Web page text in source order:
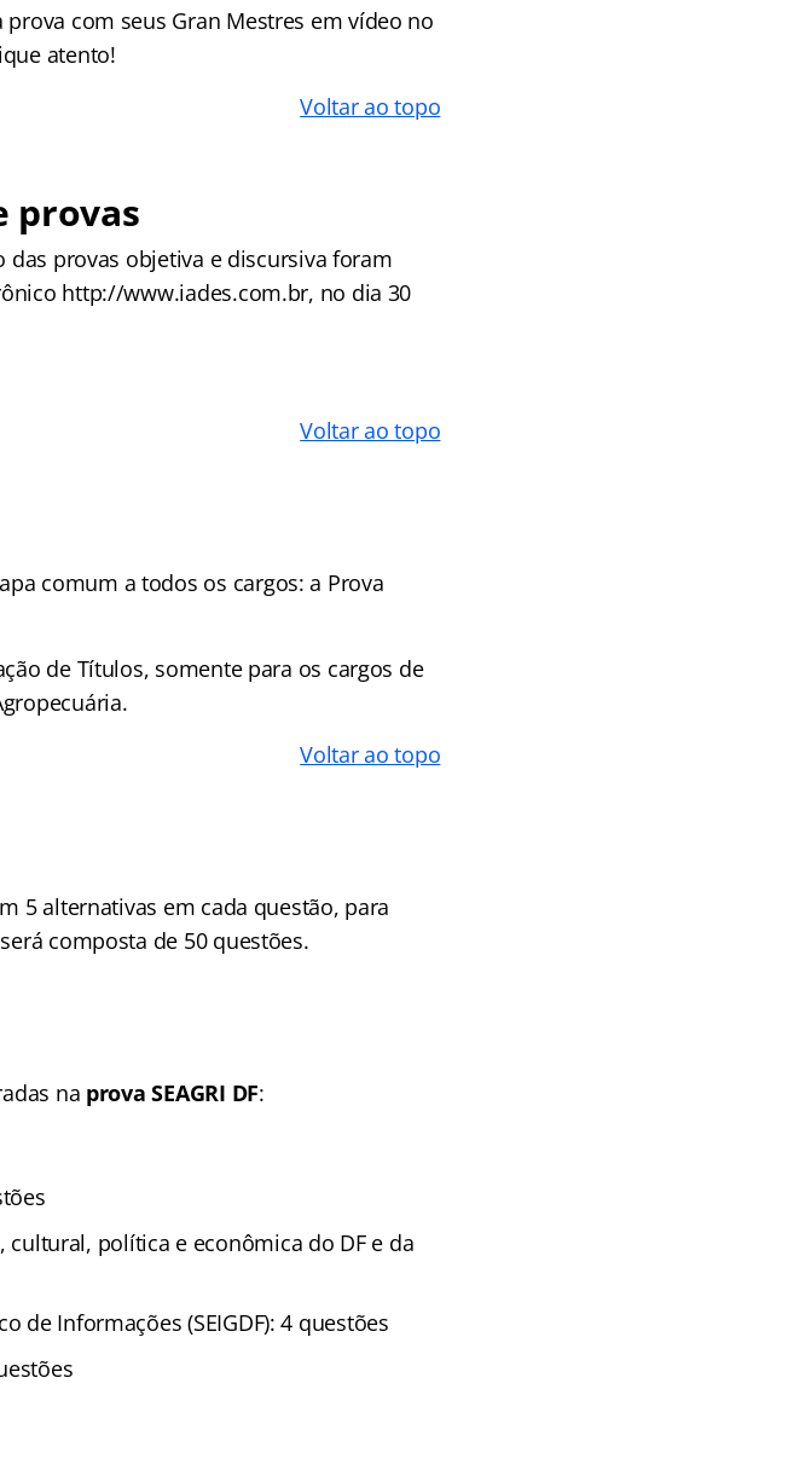
com seus Gran Mestres em vídeo no
atento!
Voltar ao topo
provas
das provas objetiva e discursiva foram
http://www.iades.com.br, no dia 30
Voltar ao topo
comum a todos os cargos: a Prova
de Títulos, somente para os cargos de
Voltar ao topo
5 alternativas em cada questão, para
composta de 50 questões.
na prova SEAGRI DF:
política e econômica do DF e da
de Informações (SEIGDF): 4 questões